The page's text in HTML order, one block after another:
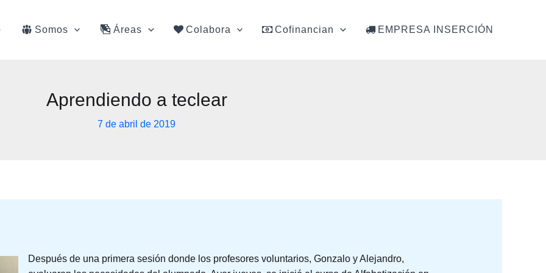
Somos Áreas Colabora Cofinancian EMPRESA INSERCIÓN
Aprendiendo a teclear
7 de abril de 2019
Después de una primera sesión donde los profesores voluntarios, Gonzalo y Alejandro,